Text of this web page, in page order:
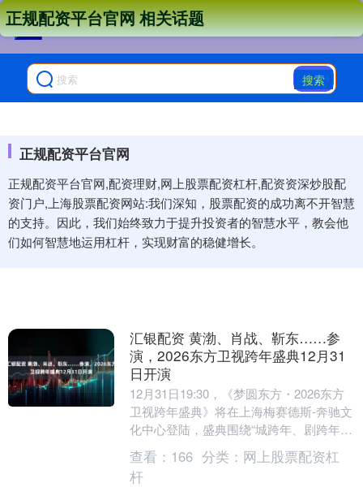
搜索
正规配资平台官网
正规配资平台官网,配资理财,网上股票配资杠杆,配资资深炒股配
资门户,上海股票配资网站:我们深知，股票配资的成功离不开智慧
的支持。因此，我们始终致力于提升投资者的智慧水平，教会他
们如何智慧地运用杠杆，实现财富的稳健增长。
正规配资平台官网 相关话题
汇银配资 黄渤、肖战、靳东……参
演，2026东方卫视跨年盛典12月31
日开演
12月31日19:30，《梦圆东方・2026东方
卫视跨年盛典》将在上海梅赛德斯-奔驰文
化中心登陆，盛典围绕“城跨年、剧跨年、
潮跨年”三大核心，集结肖战、黄渤、靳....
查看： 166 分类： 网上股票配资杠
杆